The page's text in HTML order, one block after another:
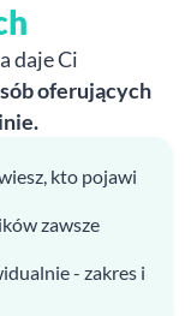
daje Ci
oferujących
kto pojawi
zawsze
- zakres i